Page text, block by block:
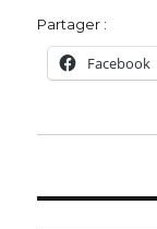
Partager :
Facebook